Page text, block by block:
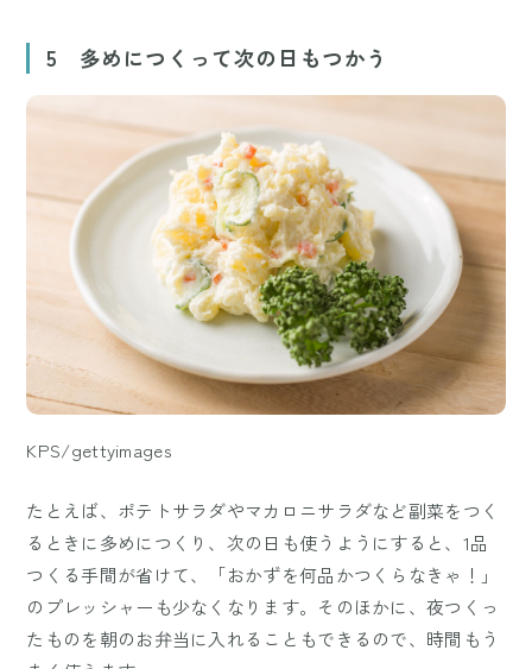
5 多めにつくって次の日もつかう
KPS/gettyimages
たとえば、ポテトサラダやマカロニサラダなど副菜をつく
るときに多めにつくり、次の日も使うようにすると、1品
つくる手間が省けて、「おかずを何品かつくらなきゃ！」
のプレッシャーも少なくなります。そのほかに、夜つくっ
たものを朝のお弁当に入れることもできるので、時間もう